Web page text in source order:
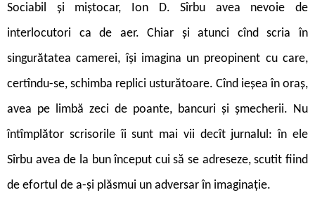
Sociabil și miștocar, Ion D. Sîrbu avea nevoie de
interlocutori ca de aer. Chiar și atunci cînd scria în
singurătatea camerei, își imagina un preopinent cu care,
certîndu-se, schimba replici usturătoare. Cînd ieșea în oraș,
avea pe limbă zeci de poante, bancuri și șmecherii. Nu
întîmplător scrisorile îi sunt mai vii decît jurnalul: în ele
Sîrbu avea de la bun început cui să se adreseze, scutit fiind
de efortul de a-și plăsmui un adversar în imaginație.